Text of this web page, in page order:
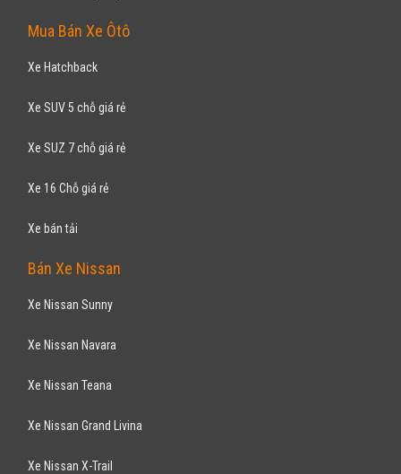
Mua Bán Xe Ôtô
Xe Hatchback
Xe SUV 5 chỗ giá rẻ
Xe SUZ 7 chỗ giá rẻ
Xe 16 Chỗ giá rẻ
Xe bán tải
Bán Xe Nissan
Xe Nissan Sunny
Xe Nissan Navara
Xe Nissan Teana
Xe Nissan Grand Livina
Xe Nissan X-Trail